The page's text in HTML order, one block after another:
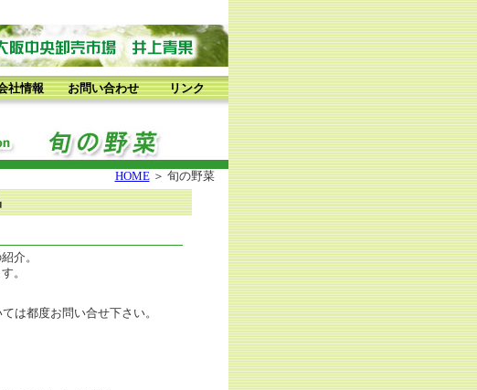
社情報 お問い合わせ リンク
HOME＞ 旬の野菜
介。
。
は都度お問い合せ下さい。